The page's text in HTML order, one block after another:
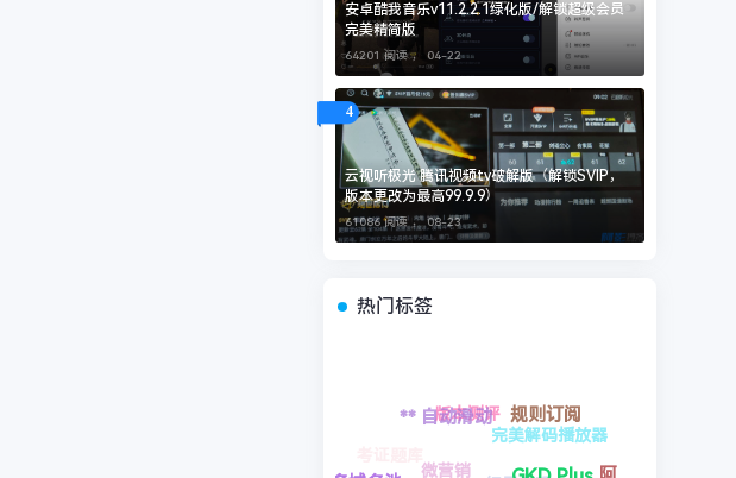
安卓酷我音乐v11.2.2.1绿化版/解锁超级会员
完美精简版
64201 阅读 ， 04-22
4
云视听极光 腾讯视频tv破解版（解锁SVIP，
版本更改为最高99.9.9）
61086 阅读 ，08-23
热门标签
秒进巡航 阿里
虚拟接线
完美解码播放
器
照片换脸
红果视频